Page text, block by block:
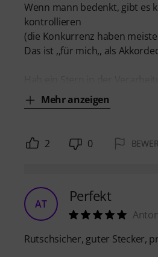
Wenn mann bedenkt, gibt es
kontrollieren
(die Konkurrenz haben
Das ist ,,für mich,, als
Mehr anzeigen
2 0
AT Perfekt
Rutschsicher, guter Stecker,